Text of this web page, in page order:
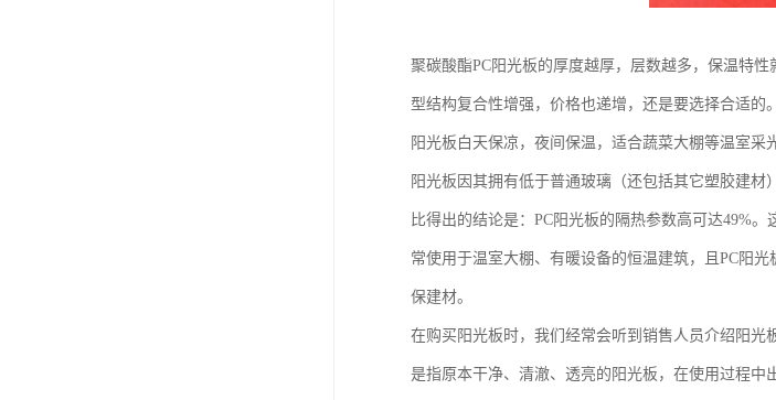
聚碳酸酯PC阳光板的厚度越厚，层数越多，保温特
型结构复合性增强，价格也递增，还是要选择合适的。
阳光板白天保凉，夜间保温，适合蔬菜大棚等温室采
阳光板因其拥有低于普通玻璃（还包括其它塑胶建
比得出的结论是：PC阳光板的隔热参数高可达49%
常使用于温室大棚、有暖设备的恒温建筑，且PC阳
保建材。
在购买阳光板时，我们经常会听到销售人员介绍阳
是指原本干净、清澈、透亮的阳光板，在使用过程中